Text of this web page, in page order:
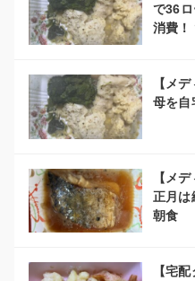
で36
消費！
【メ
母を自
【メ
正月は
朝食
【宅